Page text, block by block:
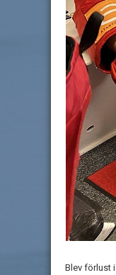
Blev förlust